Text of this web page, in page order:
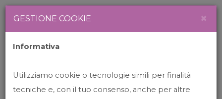
GESTIONE COOKIE ×
Informativa
Utilizziamo cookie o tecnologie simili per finalità
tecniche e, con il tuo consenso, anche per altre